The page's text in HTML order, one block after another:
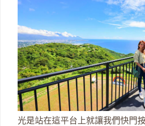
光是站在這平台上就讓我們快門